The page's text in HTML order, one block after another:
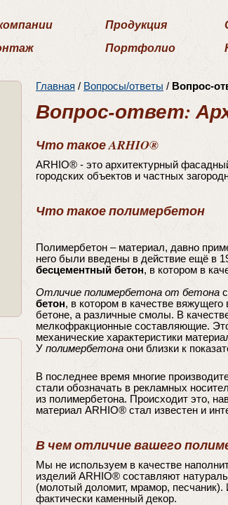
Продукция
Портфолио
Главная / Вопросы/ответы / Вопрос-
Вопрос-ответ:
Что такое ARHIO®
ARHIO® - это архитектурный
городских объектов и частных
Что такое полимербетон
Полимербетон – материал, давно
него были введены в действие ещё в
бесцементный бетон, в котором в
Отличие полимербетона от бетона
бетон, в котором в качестве
бетоне, а различные смолы. В
мелкофракционные составляющие.
механические характеристики
У полимербетона они близки к
В последнее время многие
стали обозначать в рекламных
из полимербетона. Происходит это,
материал ARHIO® стал известен и
В чем отличие вашего
Мы не используем в качестве
изделий ARHIO® составляют
(молотый доломит, мрамор,
фактически каменный декор.